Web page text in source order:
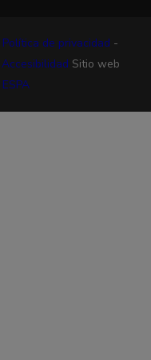
Política de privacidad -
Accesibilidad Sitio web
ESPA